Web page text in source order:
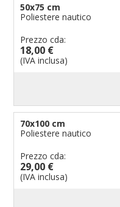
50x75 cm
Poliestere nautico
Prezzo cda:
18,00 €
(IVA inclusa)
70x100 cm
Poliestere nautico
Prezzo cda:
29,00 €
(IVA inclusa)